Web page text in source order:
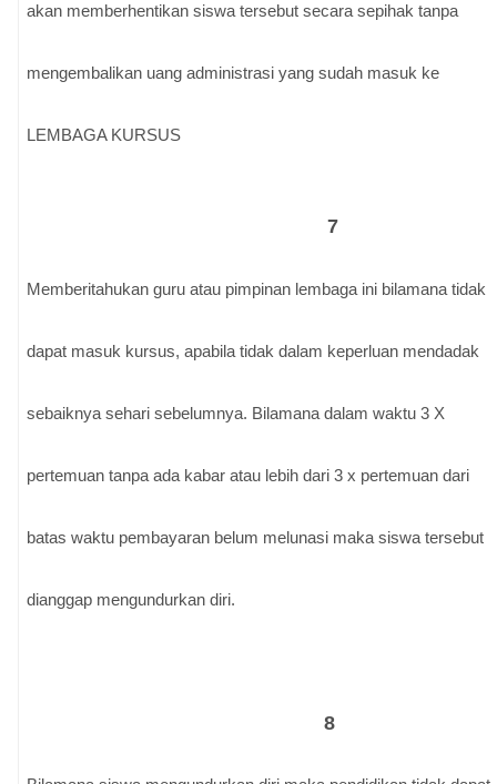
akan memberhentikan siswa tersebut secara sepihak tanpa
mengembalikan uang administrasi yang sudah masuk ke
LEMBAGA KURSUS
7
Memberitahukan guru atau pimpinan lembaga ini bilamana tidak
dapat masuk kursus, apabila tidak dalam keperluan mendadak
sebaiknya sehari sebelumnya. Bilamana dalam waktu 3 X
pertemuan tanpa ada kabar atau lebih dari 3 x pertemuan dari
batas waktu pembayaran belum melunasi maka siswa tersebut
dianggap mengundurkan diri.
8